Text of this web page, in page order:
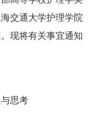
交通大学护理学院
现将有关事宜通知
思考